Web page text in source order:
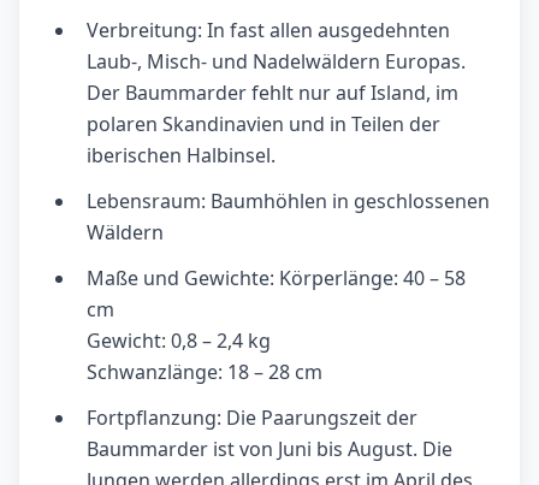
Verbreitung: In fast allen ausgedehnten
Laub-, Misch- und Nadelwäldern Europas.
Der Baummarder fehlt nur auf Island, im
polaren Skandinavien und in Teilen der
iberischen Halbinsel.
Lebensraum: Baumhöhlen in geschlossenen
Wäldern
Maße und Gewichte: Körperlänge: 40 – 58
cm
Gewicht: 0,8 – 2,4 kg
Schwanzlänge: 18 – 28 cm
Fortpflanzung: Die Paarungszeit der
Baummarder ist von Juni bis August. Die